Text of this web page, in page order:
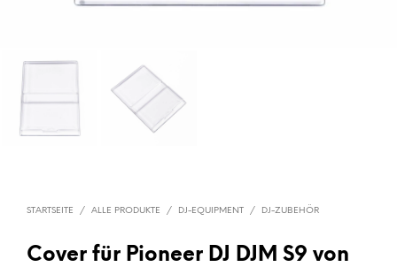
STARTSEITE / ALLE PRODUKTE / DJ-EQUIPMENT / DJ-ZUBEHÖR
Cover für Pioneer DJ DJM S9 von